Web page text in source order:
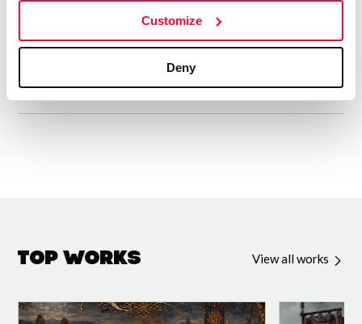
Customize
Deny
Aún cuando estaba en el grupo ya hacía música electrónica,
así que me viene de lejos. En ese estilo admiro sobre todo a
Vangelis y Kitaro.
Top Works View all works